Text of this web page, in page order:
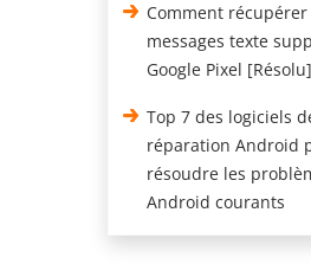
Comment récupérer
messages texte
Google Pixel [Résolu]
Top 7 des logiciels
réparation Android
résoudre les
Android courants